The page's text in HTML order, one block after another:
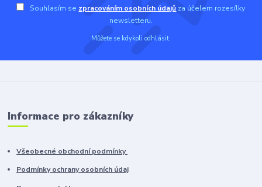
Souhlasím se zpracováním osobních údajů za účelem rozesílky
newsletteru.
Můžete se kdykoli odhlásit.
Informace pro zákazníky
Všeobecné obchodní podmínky
Podmínky ochrany osobních údaj